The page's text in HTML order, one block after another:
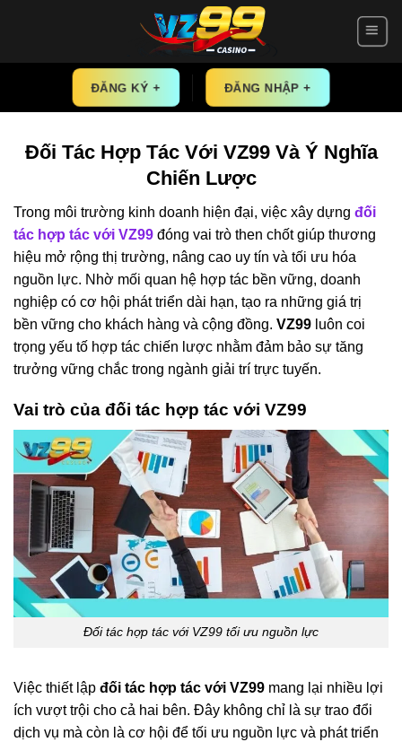
ĐĂNG KÝ + ĐĂNG NHẬP +
Đối Tác Hợp Tác Với VZ99 Và Ý Nghĩa
Chiến Lược
Trong môi trường kinh doanh hiện đại, việc xây dựng đối
tác hợp tác với VZ99 đóng vai trò then chốt giúp thương
hiệu mở rộng thị trường, nâng cao uy tín và tối ưu hóa
nguồn lực. Nhờ mối quan hệ hợp tác bền vững, doanh
nghiệp có cơ hội phát triển dài hạn, tạo ra những giá trị
bền vững cho khách hàng và cộng đồng. VZ99 luôn coi
trọng yếu tố hợp tác chiến lược nhằm đảm bảo sự tăng
trưởng vững chắc trong ngành giải trí trực tuyến.
Vai trò của đối tác hợp tác với VZ99
Đối tác hợp tác với VZ99 tối ưu nguồn lực
Việc thiết lập đối tác hợp tác với VZ99 mang lại nhiều lợi
ích vượt trội cho cả hai bên. Đây không chỉ là sự trao đổi
dịch vụ mà còn là cơ hội để tối ưu nguồn lực và phát triển